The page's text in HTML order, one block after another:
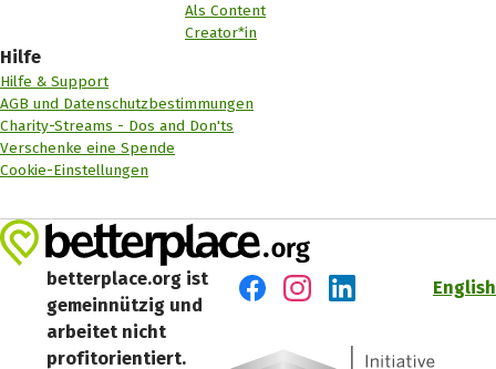
Als Content
Creator*in
Hilfe
Hilfe & Support
AGB und Datenschutzbestimmungen
Charity-Streams - Dos and Don'ts
Verschenke eine Spende
Cookie-Einstellungen
betterplace.org ist
gemeinnützig und
arbeitet nicht
profitorientiert.
English